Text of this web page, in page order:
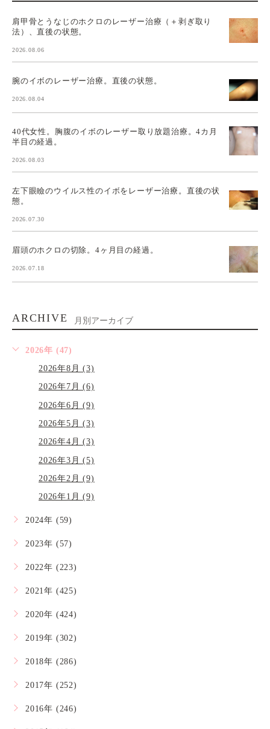
肩甲骨とうなじのホクロのレーザー治療（＋剥ぎ取り
法）、直後の状態。
2026.08.06
腕のイボのレーザー治療。直後の状態。
2026.08.04
40代女性。胸腹のイボのレーザー取り放題治療。4カ月
半目の経過。
2026.08.03
左下眼瞼のウイルス性のイボをレーザー治療。直後の状
態。
2026.07.30
眉頭のホクロの切除。4ヶ月目の経過。
2026.07.18
ARCHIVE 月別アーカイブ
2026年 (47)
2026年8月 (3)
2026年7月 (6)
2026年6月 (9)
2026年5月 (3)
2026年4月 (3)
2026年3月 (5)
2026年2月 (9)
2026年1月 (9)
2024年 (59)
2023年 (57)
2022年 (223)
2021年 (425)
2020年 (424)
2019年 (302)
2018年 (286)
2017年 (252)
2016年 (246)